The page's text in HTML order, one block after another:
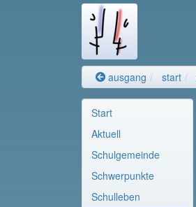
ausgang start
Start
Aktuell
Schulgemeinde
Schwerpunkte
Schulleben